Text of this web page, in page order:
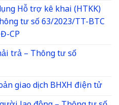
Hỗ trợ kê khai (HTKK)
tư số 63/2023/TT-BTC
CP
trả – Thông tư số
giao dịch BHXH điện tử